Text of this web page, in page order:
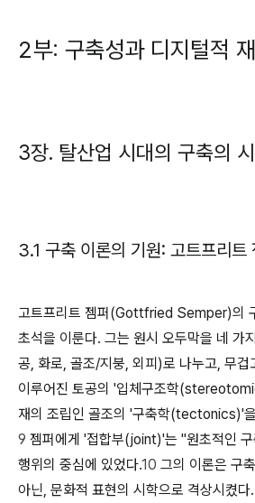
2부: 구축성과 디지털적
3장. 탈산업 시대의 구축의
3.1 구축 이론의 기원: 고트프리트
고트프리트 젬퍼(Gottfried Semper)의
초석을 이룬다. 그는 원시 오두막을 네 가
공, 화로, 골조/지붕, 외피)로 나누고, 무겁
이루어진 토공의 '입체구조학
재의 조립인 골조의 '구축학(tectonics)'
9 젬퍼에게 '접합부(joint)'는 "원초적인
행위의 중심에 있었다.10 그의 이론은 구
아닌, 문화적 표현의 시학으로 격상시켰다.